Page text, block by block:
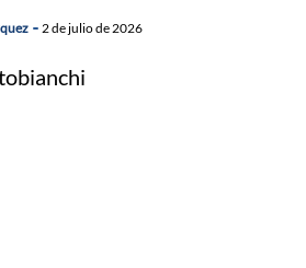
2 de julio de 2026